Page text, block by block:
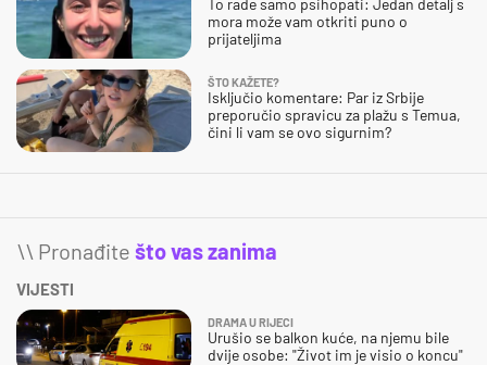
mora može vam otkriti puno o
prijateljima
ŠTO KAŽETE?
Isključio komentare: Par iz Srbije
preporučio spravicu za plažu s Temua,
čini li vam se ovo sigurnim?
\\ Pronađite što vas zanima
VIJESTI
DRAMA U RIJECI
Urušio se balkon kuće, na njemu bile
dvije osobe: "Život im je visio o koncu"